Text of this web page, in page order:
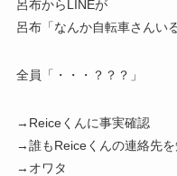
呂布からLINEが
呂布「なんか自転車さんい
全員「・・・？？？」
→Reiceくんに事実確認
→誰もReiceくんの連絡先
→オワタ